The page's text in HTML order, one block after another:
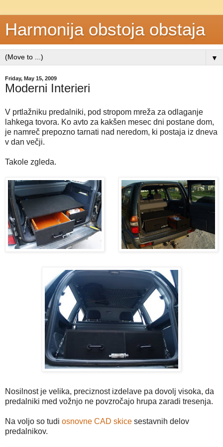
Harmonija obstoja obstaja
▼
Friday, May 15, 2009
Moderni Interieri
V prtlažniku predalniki, pod stropom mreža za odlaganje
lahkega tovora. Ko avto za kakšen mesec dni postane dom,
je namreč prepozno tarnati nad neredom, ki postaja iz dneva
v dan večji.
Takole zgleda.
Nosilnost je velika, preciznost izdelave pa dovolj visoka, da
predalniki med vožnjo ne povzročajo hrupa zaradi tresenja.
Na voljo so tudi osnovne CAD skice sestavnih delov
predalnikov.